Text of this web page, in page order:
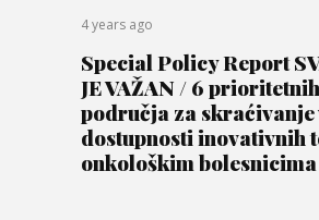
4 years ago
Special Policy Report
JE VAŽAN / 6 prioritetnih
područja za skraćivanje
dostupnosti inovativnih
onkološkim bolesnicima